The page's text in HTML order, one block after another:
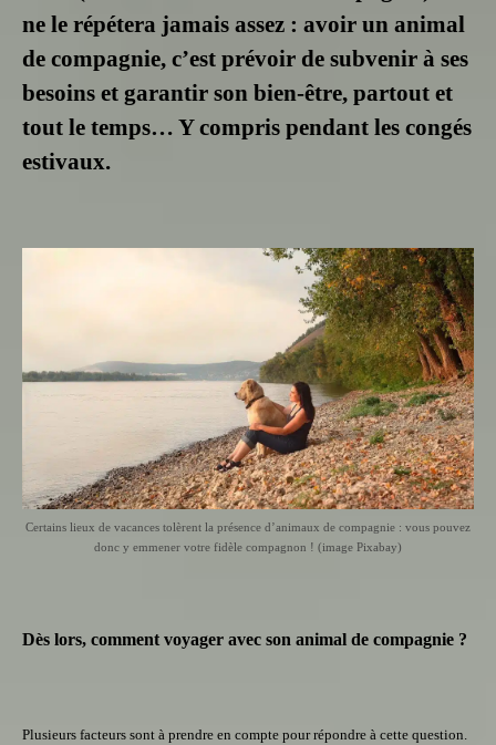
ne le répétera jamais assez : avoir un animal
de compagnie, c’est prévoir de subvenir à ses
besoins et garantir son bien-être, partout et
tout le temps… Y compris pendant les congés
estivaux.
Certains lieux de vacances tolèrent la présence d’animaux de compagnie : vous pouvez
donc y emmener votre fidèle compagnon ! (image Pixabay)
Dès lors, comment voyager avec son animal de compagnie ?
Plusieurs facteurs sont à prendre en compte pour répondre à cette question.